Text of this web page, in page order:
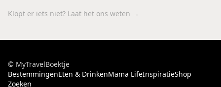
Klopt er iets niet? Laat het ons weten →
© MyTravelBoektje
BestemmingenEten & DrinkenMama LifeInspiratieShop
Zoeken